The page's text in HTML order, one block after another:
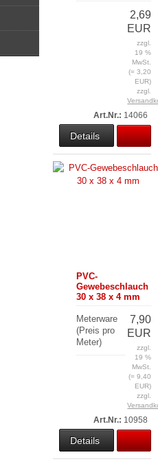
2,69
EUR
zzgl.
19 %
MwSt.
(= 3,20
EUR)
zzgl.
Art.Nr.: 14066
Details
PVC-
Gewebeschlauch
30 x 38 x 4 mm
Meterware
(Preis pro
Meter)
7,90
EUR
zzgl.
19 %
MwSt.
(= 9,40
EUR)
zzgl.
Art.Nr.: 10958
Details